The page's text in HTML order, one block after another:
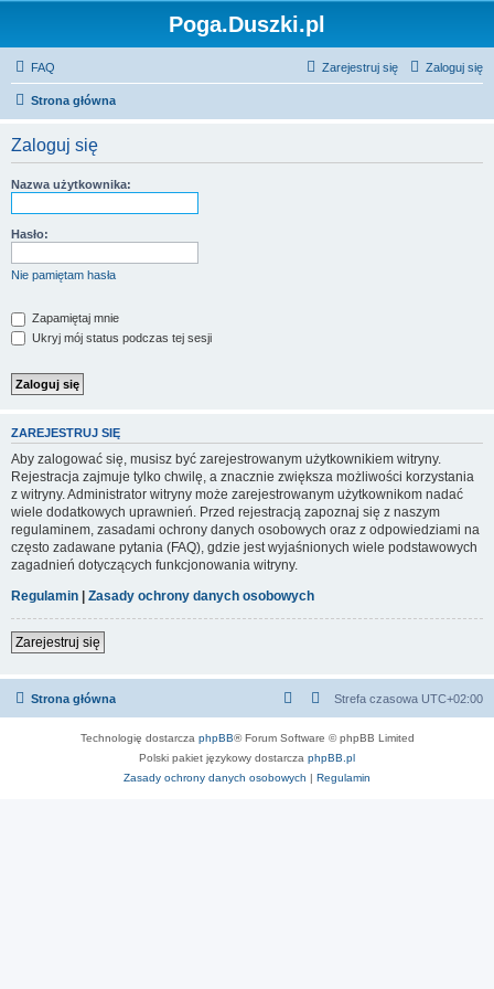
Poga.Duszki.pl
FAQ Zaloguj się
Zarejestruj się
Strona główna
Zaloguj się
Nazwa użytkownika:
Hasło:
Nie pamiętam hasła
Zapamiętaj mnie
Ukryj mój status podczas tej sesji
ZAREJESTRUJ SIĘ
Aby zalogować się, musisz być zarejestrowanym użytkownikiem witryny.
Rejestracja zajmuje tylko chwilę, a znacznie zwiększa możliwości korzystania
z witryny. Administrator witryny może zarejestrowanym użytkownikom nadać
wiele dodatkowych uprawnień. Przed rejestracją zapoznaj się z naszym
regulaminem, zasadami ochrony danych osobowych oraz z odpowiedziami na
często zadawane pytania (FAQ), gdzie jest wyjaśnionych wiele podstawowych
zagadnień dotyczących funkcjonowania witryny.
Regulamin | Zasady ochrony danych osobowych
Zarejestruj się
Strona główna Strefa czasowa UTC+02:00
Technologię dostarcza phpBB® Forum Software © phpBB Limited
Polski pakiet językowy dostarcza phpBB.pl
Zasady ochrony danych osobowych | Regulamin